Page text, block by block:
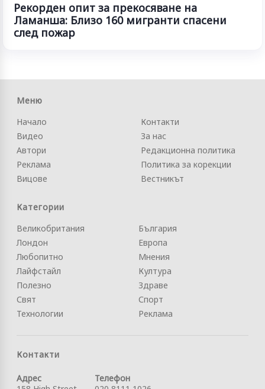
Рекорден опит за прекосяване на
Ламанша: Близо 160 мигранти спасени
след пожар
Меню
Начало
Видео
Автори
Реклама
Вицове
Контакти
За нас
Редакционна политика
Политика за корекции
Вестникът
Категории
Великобритания
Лондон
Любопитно
Лайфстайл
Полезно
Свят
Технологии
България
Европа
Мнения
Култура
Здраве
Спорт
Реклама
Контакти
Адрес
Телефон